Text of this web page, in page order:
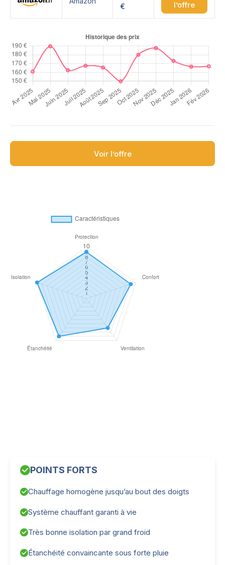
€
l’offre
Voir l’offre
POINTS FORTS
Chauffage homogène jusqu’au bout des doigts
Système chauffant garanti à vie
Très bonne isolation par grand froid
Étanchéité convaincante sous forte pluie